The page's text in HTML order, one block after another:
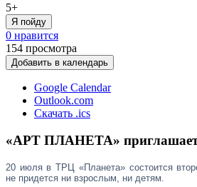
5+
Я пойду
0 нравится
154 просмотра
Добавить в календарь
Google Calendar
Outlook.com
Скачать .ics
«АРТ ПЛАНЕТА» приглашает
20 июля в ТРЦ «Планета» состоится
не придется ни взрослым, ни детям.